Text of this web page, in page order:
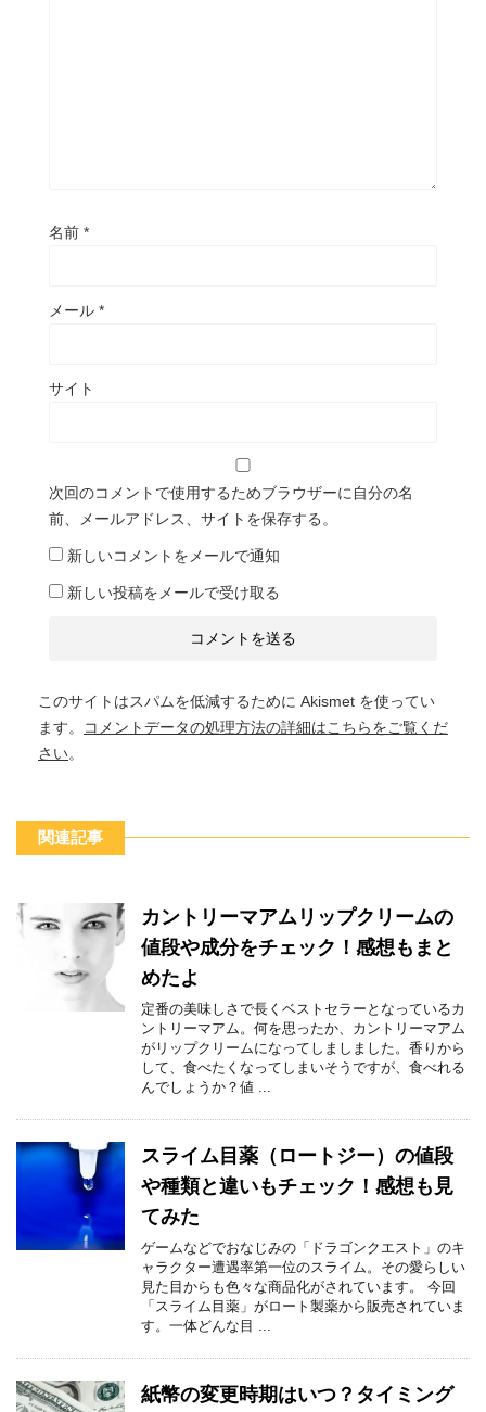
名前 *
メール *
サイト
次回のコメントで使用するためブラウザーに自分の名
前、メールアドレス、サイトを保存する。
新しいコメントをメールで通知
新しい投稿をメールで受け取る
このサイトはスパムを低減するために Akismet を使ってい
ます。
コメントデータの処理方法の詳細はこちらをご覧くだ
さい。
関連記事
カントリーマアムリップクリームの
値段や成分をチェック！感想もまと
めたよ
定番の美味しさで長くベストセラーとなっているカ
ントリーマアム。何を思ったか、カントリーマアム
がリップクリームになってしましました。香りから
して、食べたくなってしまいそうですが、食べれる
んでしょうか？値 ...
スライム目薬（ロートジー）の値段
や種類と違いもチェック！感想も見
てみた
ゲームなどでおなじみの「ドラゴンクエスト」のキ
ャラクター遭遇率第一位のスライム。その愛らしい
見た目からも色々な商品化がされています。 今回
「スライム目薬」がロート製薬から販売されていま
す。一体どんな目 ...
紙幣の変更時期はいつ？タイミング